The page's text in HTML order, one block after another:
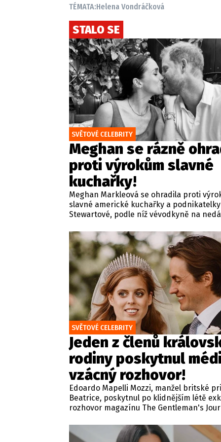
TÉMATA:Helena Vondráčková
STALO SE
SVĚTOVÉ CELEBRITY
Meghan se rázně
proti výrokům slavné
kuchařky!
Meghan Markleová se ohradila proti
slavné americké kuchařky a
Stewartové, podle níž vévodkyně na
červencové setkání s britským králem
Zmíněná schůzka v sídle Highgrove
proběhla ve Velké Británii za přísně
podmínek a pod zámkem utajení.
SVĚTOVÉ CELEBRITY
Jeden z členů
rodiny poskytnul
vzácný rozhovor!
Edoardo Mapelli Mozzi, manžel britské
Beatrice, poskytnul po klidnějším létě
rozhovor magazínu The Gentleman's
osobní hodnoty odkryl své soukromí,
rituály i pohled na rodinný život.